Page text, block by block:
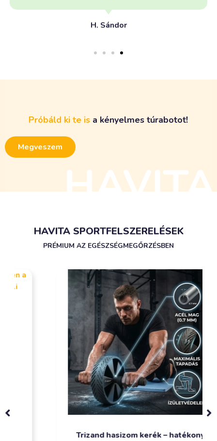
H. Sándor
Próbáld ki te is aké
n
ye
lm
e
stú
ra
b
o
to
t!
Megveszem
HAVITA SPORTFELSZERELÉSEK
PRÉMIUM AZ EGÉSZSÉGMEGŐRZÉSBEN
Trizand hasizom kerék – hatékony